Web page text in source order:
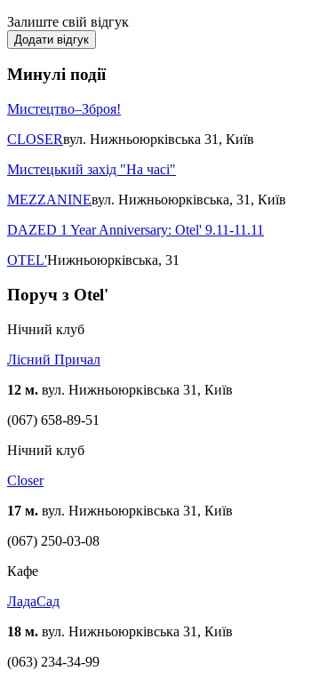
Залиште свій відгук
Додати відгук
Минулі події
Мистецтво–Зброя!
CLOSERвул. Нижньоюрківська 31, Київ
Мистецький захід "На часі"
MEZZANINEвул. Нижньоюрківська, 31, Київ
DAZED 1 Year Anniversary: Otel' 9.11-11.11
OTEL'Нижньоюрківська, 31
Поруч з Otel'
Нічний клуб
Лісний Причал
12 м. вул. Нижньоюрківська 31, Київ
(067) 658-89-51
Нічний клуб
Closer
17 м. вул. Нижньоюрківська 31, Київ
(067) 250-03-08
Кафе
ЛадаСад
18 м. вул. Нижньоюрківська 31, Київ
(063) 234-34-99